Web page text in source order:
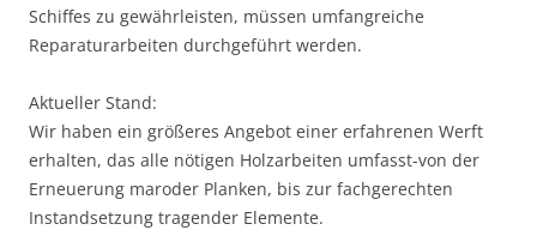
Schiffes zu gewährleisten, müssen umfangreiche
Reparaturarbeiten durchgeführt werden.
Aktueller Stand:
Wir haben ein größeres Angebot einer erfahrenen Werft
erhalten, das alle nötigen Holzarbeiten umfasst-von der
Erneuerung maroder Planken, bis zur fachgerechten
Instandsetzung tragender Elemente.